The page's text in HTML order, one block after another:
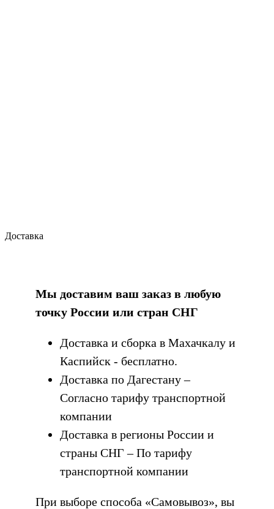
Доставка
Мы доставим ваш заказ в любую
точку России или стран СНГ
Доставка и сборка в Махачкалу и
Каспийск - бесплатно.
Доставка по Дагестану –
Согласно тарифу транспортной
компании
Доставка в регионы России и
страны СНГ – По тарифу
транспортной компании
При выборе способа «Самовывоз», вы